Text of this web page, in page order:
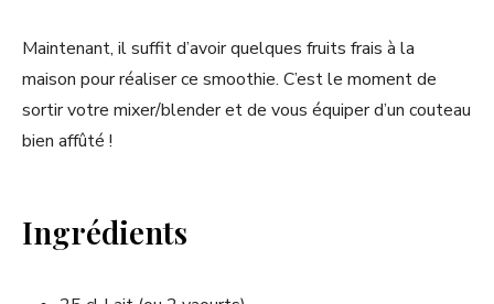
Maintenant, il suffit d’avoir quelques fruits frais à la
maison pour réaliser ce smoothie. C’est le moment de
sortir votre mixer/blender et de vous équiper d’un couteau
bien affûté !
Ingrédients